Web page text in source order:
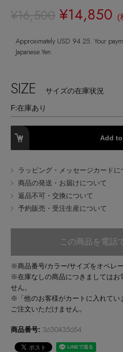
チャーム・ストラップ
その他(傘・ハンカチ・時
EDITOR'S CLOSET
メルマガ PICKUP
PERSONAL COLOR
エディター厳選ギフト
¥16,500 ¥14,850 (
Approximately USD 94.25. Your
Japanese Yen.
SIZE サイズの在庫状況
F:在庫あり
Add
ラッピング・メッセージカードに
商品の発送・お届けについて
返品不可・交換について
予約販売・受注生産について
この商品を電話
※商品番号/カラー/サイズをオペレ
※在庫なしの商品につきましてはお
せん。
※「他のお客様がカートに入れてい
ご注文いただけません。
商品番号: 3630435654